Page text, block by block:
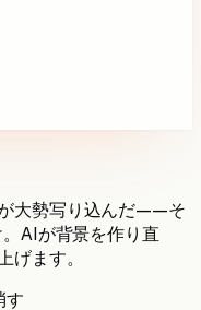
大勢写り込んだ——そ
AIが背景を作り直
げます。
す